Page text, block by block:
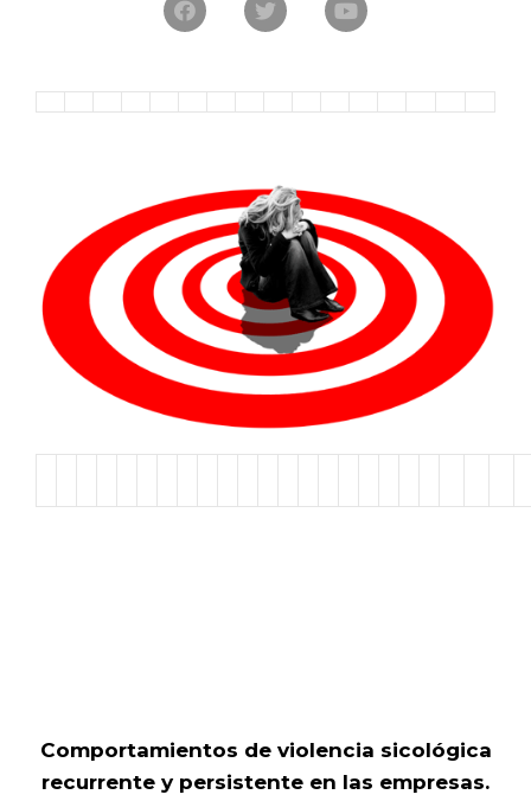
Comportamientos de violencia sicológica
recurrente y persistente en las empresas.